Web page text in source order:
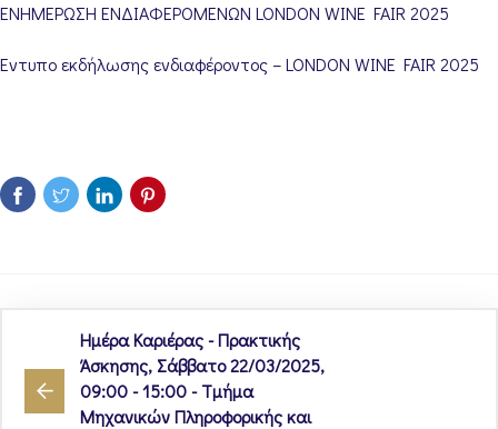
ΕΝΗΜΕΡΩΣΗ ΕΝΔΙΑΦΕΡΟΜΕΝΩΝ LONDON WINE FAIR 2025
Έντυπο εκδήλωσης ενδιαφέροντος – LONDON WINE FAIR 2025
Ημέρα Καριέρας - Πρακτικής
Άσκησης, Σάββατο 22/03/2025,
09:00 - 15:00 - Τμήμα
Μηχανικών Πληροφορικής και